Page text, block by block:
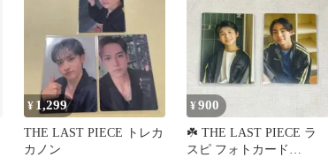
¥ 1,299
THE LAST PIECE トレカ
カノン
¥900
☘️ THE LAST PIECE ラ
スピ フォトカード